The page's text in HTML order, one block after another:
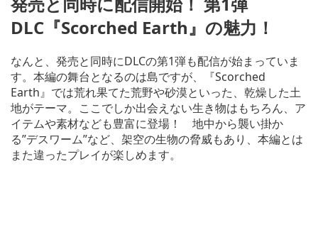
DLC『Scorched Earth』の魅力！
なんと、発売と同時にDLCの第1弾も配信が始まっていま
す。本編の舞台となるのは島ですが、『Scorched
Earth』では荒れ果てた荒野や砂漠といった、乾燥した土
地がテーマ。ここでしか出会えない生き物はもちろん、ア
イテムや素材なども豊富に登場！ 地中から襲い掛か
る”デスワーム”など、架空の生物の脅威もあり、本編とは
また違ったプレイが楽しめます。